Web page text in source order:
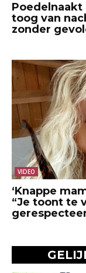
toog van
zonder
VIDEO
‘Knappe
“Je toont te